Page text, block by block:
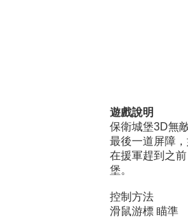
遊戲說明
保衛城堡3D無
最後一道屏障
在援軍趕到之
堡。
控制方法
滑鼠游標 瞄準